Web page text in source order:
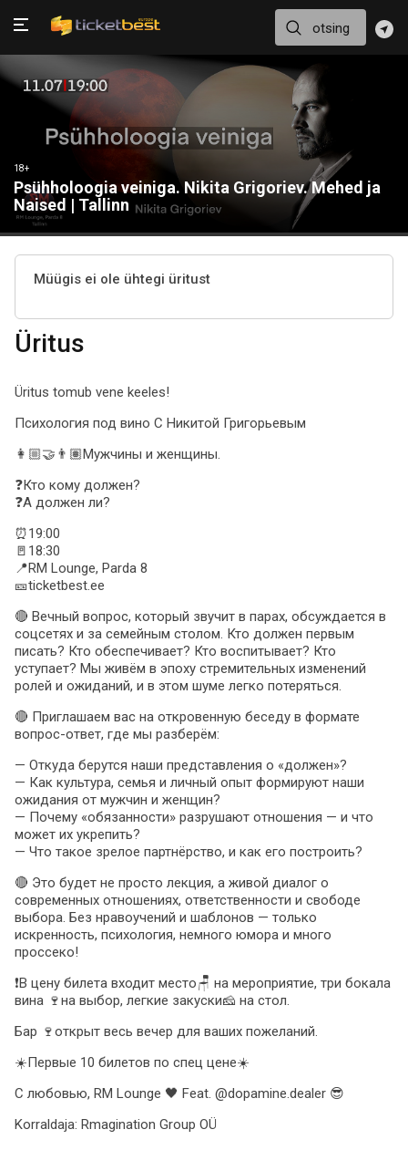
18+
Psühholoogia veiniga. Nikita Grigoriev. Mehed ja
Naised | Tallinn
Müügis ei ole ühtegi üritust
Üritus
Üritus tomub vene keeles!
Психология под вино С Никитой Григорьевым
👩🏼🤝👨🏽Мужчины и женщины.
❓Кто кому должен?
❓А должен ли?
⏰19:00
🚪18:30
📍RM Lounge, Parda 8
🎫ticketbest.ee
🔴 Вечный вопрос, который звучит в парах, обсуждается в
соцсетях и за семейным столом. Кто должен первым
писать? Кто обеспечивает? Кто воспитывает? Кто
уступает? Мы живём в эпоху стремительных изменений
ролей и ожиданий, и в этом шуме легко потеряться.
🔴 Приглашаем вас на откровенную беседу в формате
вопрос-ответ, где мы разберём:
— Откуда берутся наши представления о «должен»?
— Как культура, семья и личный опыт формируют наши
ожидания от мужчин и женщин?
— Почему «обязанности» разрушают отношения — и что
может их укрепить?
— Что такое зрелое партнёрство, и как его построить?
🔴 Это будет не просто лекция, а живой диалог о
современных отношениях, ответственности и свободе
выбора. Без нравоучений и шаблонов — только
искренность, психология, немного юмора и много
проссеко!
❗️В цену билета входит место🪑 на мероприятие, три бокала
вина 🍷на выбор, легкие закуски🧀 на стол.
Бар 🍷открыт весь вечер для ваших пожеланий.
☀️Первые 10 билетов по спец цене☀️
С любовью, RM Lounge 🖤 Feat. @dopamine.dealer 😎
Korraldaja: Rmagination Group OÜ